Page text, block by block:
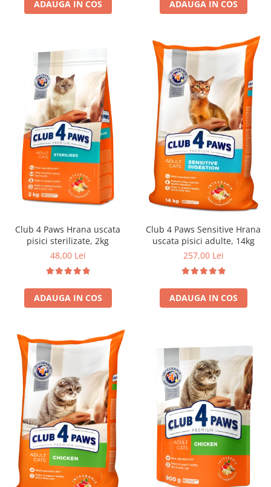
ADAUGA IN COS ADAUGA IN COS
Club 4 Paws Hrana uscata
pisici sterilizate, 2kg
48,00 Lei
ADAUGA IN COS
Club 4 Paws Sensitive Hrana
uscata pisici adulte, 14kg
257,00 Lei
ADAUGA IN COS